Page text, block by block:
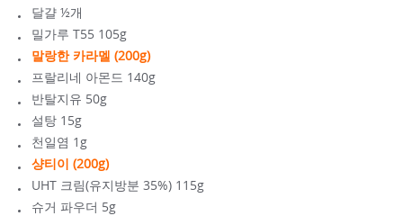
달걀 ½개
밀가루 T55 105g
말랑한 카라멜 (200g)
프랄리네 아몬드 140g
반탈지유 50g
설탕 15g
천일염 1g
샹티이 (200g)
UHT 크림(유지방분 35%) 115g
슈거 파우더 5g